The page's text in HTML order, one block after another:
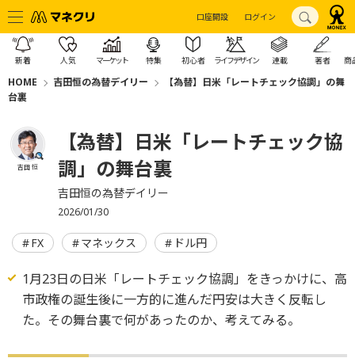
口座開設 ログイン
新着 人気 マーケット 特集 初心者 ライフデザイン 連載 著者 商
HOME 吉田恒の為替デイリー
【為替】日米「レートチェック協調」の舞
台裏
吉田 恒
【為替】日米「レートチェック協
調」の舞台裏
吉田恒の為替デイリー
2026/01/30
FX マネックス ドル円
1月23日の日米「レートチェック協調」をきっかけに、高
市政権の誕生後に一方的に進んだ円安は大きく反転し
た。その舞台裏で何があったのか、考えてみる。